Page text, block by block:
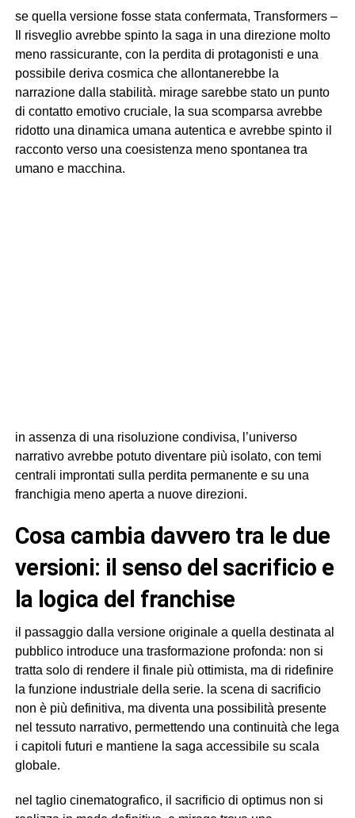
se quella versione fosse stata confermata, Transformers –
Il risveglio avrebbe spinto la saga in una direzione molto
meno rassicurante, con la perdita di protagonisti e una
possibile deriva cosmica che allontanerebbe la
narrazione dalla stabilità. mirage sarebbe stato un punto
di contatto emotivo cruciale, la sua scomparsa avrebbe
ridotto una dinamica umana autentica e avrebbe spinto il
racconto verso una coesistenza meno spontanea tra
umano e macchina.
in assenza di una risoluzione condivisa, l’universo
narrativo avrebbe potuto diventare più isolato, con temi
centrali improntati sulla perdita permanente e su una
franchigia meno aperta a nuove direzioni.
cosa cambia davvero tra le due
versioni: il senso del sacrificio e
la logica del franchise
il passaggio dalla versione originale a quella destinata al
pubblico introduce una trasformazione profonda: non si
tratta solo di rendere il finale più ottimista, ma di ridefinire
la funzione industriale della serie. la scena di sacrificio
non è più definitiva, ma diventa una possibilità presente
nel tessuto narrativo, permettendo una continuità che lega
i capitoli futuri e mantiene la saga accessibile su scala
globale.
nel taglio cinematografico, il sacrificio di optimus non si